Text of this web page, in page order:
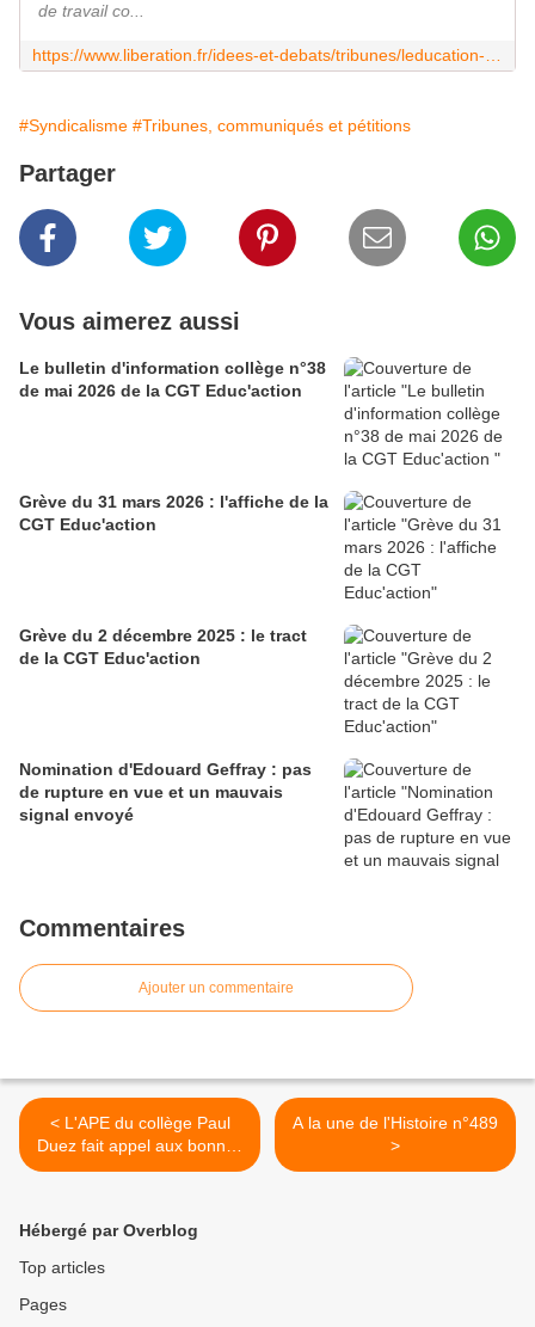
de travail co...
#Syndicalisme #Tribunes, communiqués et pétitions
Partager
Vous aimerez aussi
Le bulletin d'information collège n°38
de mai 2026 de la CGT Educ'action
Grève du 31 mars 2026 : l'affiche de la
CGT Educ'action
Grève du 2 décembre 2025 : le tract
de la CGT Educ'action
Nomination d'Edouard Geffray : pas
de rupture en vue et un mauvais
signal envoyé
Commentaires
Ajouter un commentaire
< L'APE du collège Paul
Duez fait appel aux bonnes
volontés
A la une de l'Histoire n°489
>
Hébergé par Overblog
Top articles
Pages